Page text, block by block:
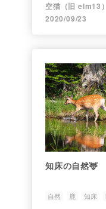
空猫（旧 elm13）
2020/09/23
知床の自然🦌
自然 鹿 知床